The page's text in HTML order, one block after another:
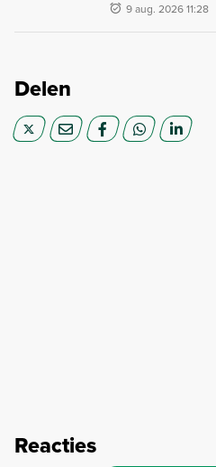
9 aug. 2026 11:28
Delen
Reacties